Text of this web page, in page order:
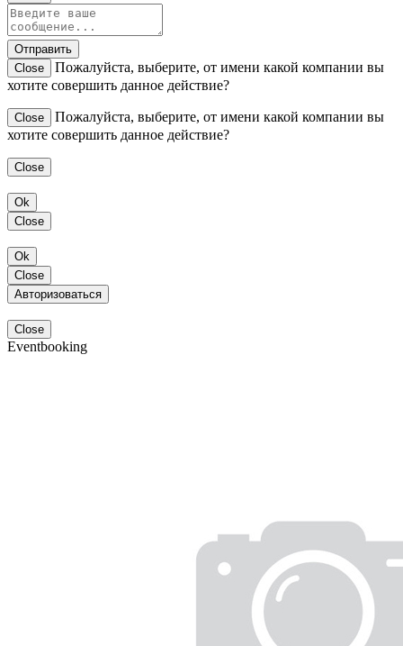
Отправить
Close
Пожалуйста, выберите, от имени какой компании вы
хотите совершить данное действие?
Close
Пожалуйста, выберите, от имени какой компании вы
хотите совершить данное действие?
Close
Ok
Close
Ok
Close
Авторизоваться
Close
Eventbooking